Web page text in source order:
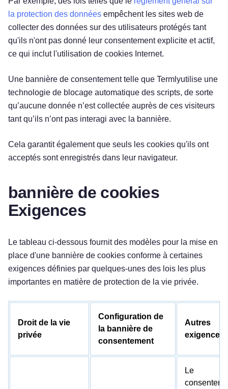
la protection des données empêchent les sites web de
collecter des données sur des utilisateurs protégés tant
qu'ils n'ont pas donné leur consentement explicite et actif,
ce qui inclut l'utilisation de cookies Internet.
Une bannière de consentement telle que Termlyutilise une
technologie de blocage automatique des scripts, de sorte
qu’aucune donnée n’est collectée auprès de ces visiteurs
tant qu’ils n’ont pas interagi avec la bannière.
Cela garantit également que seuls les cookies qu'ils ont
acceptés sont enregistrés dans leur navigateur.
bannière de cookies
Exigences
Le tableau ci-dessous fournit des modèles pour la mise en
place d'une bannière de cookies conforme à certaines
exigences définies par quelques-unes des lois les plus
importantes en matière de protection de la vie privée.
Droit de la vie
privée
Configuration de
la bannière de
consentement
Autres
exigences
Le